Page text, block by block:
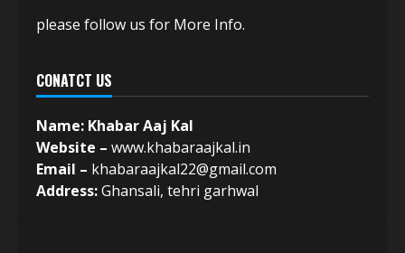
please follow us for More Info.
CONATCT US
Name: Khabar Aaj Kal
Website – www.khabaraajkal.in
Email – khabaraajkal22@gmail.com
Address:Ghansali, tehri garhwal